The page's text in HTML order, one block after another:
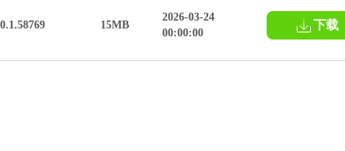
15MB
2026-03-24
00:00:00
下载